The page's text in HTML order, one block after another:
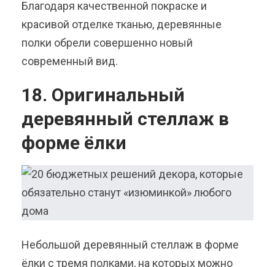
Благодаря качественной покраске и
красивой отделке тканью, деревянные
полки обрели совершенно новый
современный вид.
18. Оригинальный
деревянный стеллаж в
форме ёлки
Небольшой деревянный стеллаж в форме
ёлки с тремя полками, на которых можно